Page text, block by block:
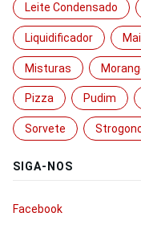
Leite Condensado
Liquidificador
Misturas
Pizza Pudim
Sorvete
SIGA-NOS
Facebook